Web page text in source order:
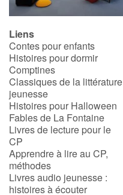
Famille
Écoles
Médiathèques
Vidéos & Tutoriaux
Blog
Actualités
Liens
Contes pour enfants
Histoires pour dormir
Comptines
Classiques de la littérature
jeunesse
Histoires pour Halloween
Fables de La Fontaine
Livres de lecture pour le
CP
Apprendre à lire au CP,
méthodes
Livres audio jeunesse :
histoires à écouter